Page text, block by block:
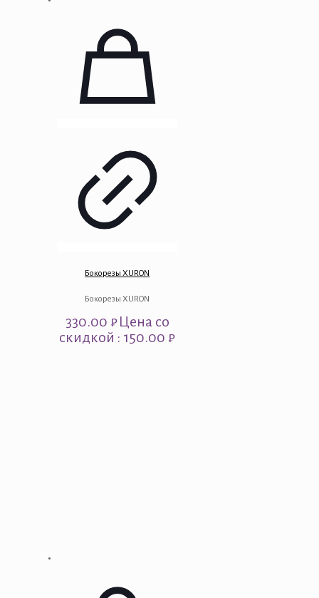
Бокорезы XURON
Бокорезы XURON
330.00 ₽Цена со
скидкой : 150.00 ₽